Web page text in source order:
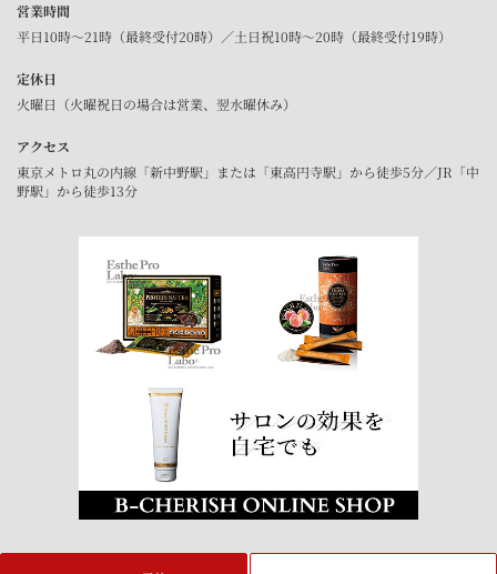
営業時間
平日10時～21時（最終受付20時）／土日祝10時～20時（最終受付19時）
定休日
火曜日（火曜祝日の場合は営業、翌水曜休み）
アクセス
東京メトロ丸の内線「新中野駅」または「東高円寺駅」から徒歩5分／JR「中
野駅」から徒歩13分